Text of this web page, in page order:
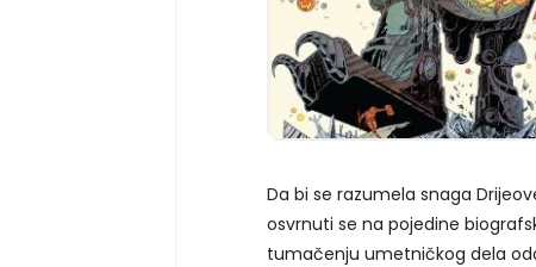
Da bi se razumela snaga
osvrnuti se na pojedine
tumačenju umetničkog dela